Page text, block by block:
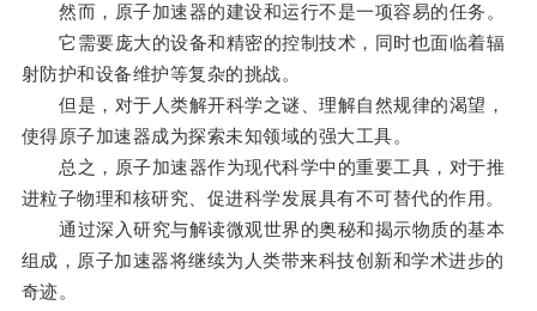
然而，原子加速器的建设和运行不是一项容易的任务。
它需要庞大的设备和精密的控制技术，同时也面临着辐
射防护和设备维护等复杂的挑战。
但是，对于人类解开科学之谜、理解自然规律的渴望，
使得原子加速器成为探索未知领域的强大工具。
总之，原子加速器作为现代科学中的重要工具，对于推
进粒子物理和核研究、促进科学发展具有不可替代的作用。
通过深入研究与解读微观世界的奥秘和揭示物质的基本
组成，原子加速器将继续为人类带来科技创新和学术进步的
奇迹。